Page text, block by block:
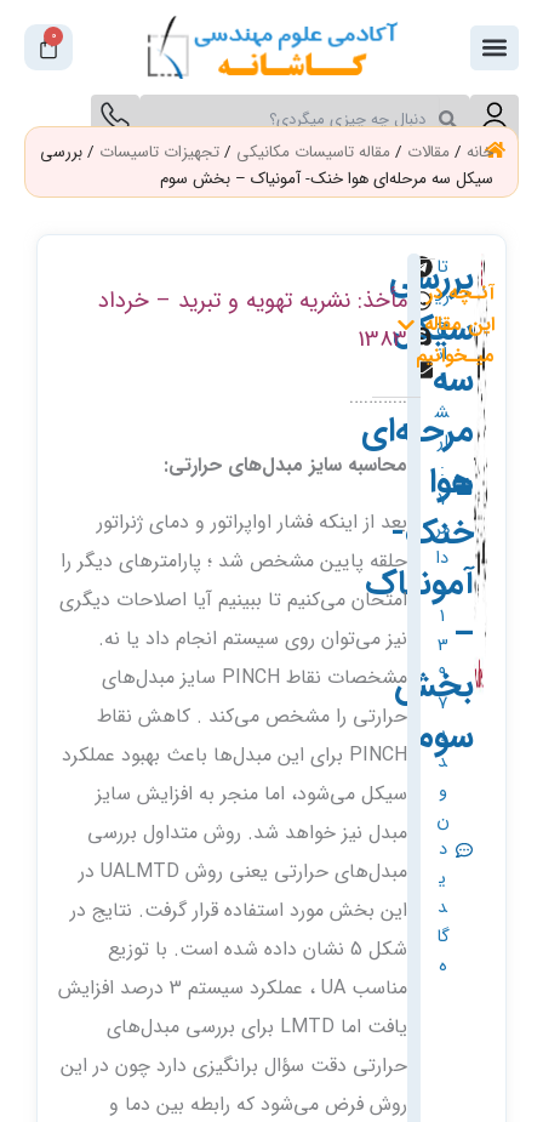
محتوا
0
سبد
خرید
جستجو
کنید
جستجو
کنید
خانه/ مقالات / مقاله تاسیسات مکانیکی /تجهیزات تاسیسات / بررسی
سیکل سه مرحله‌ای هوا خنک- آمونیاک – بخش سوم
بررسی
سیکل
سه
مرحله‌ای
هوا
خنک-
آمونیاک
–
بخش
سوم
تا
ری
خ
ان
ت
ش
ار
:
7
مر
دا
د
1
3
9
7
ب
د
و
ن
د
ی
د
گا
ه
آنـچه در
این مقاله
میـخوانیم
مأخذ: نشریه تهویه و تبرید – خرداد
1383
…………
محاسبه سایز مبدل‌های حرارتی:
بعد از اینکه فشار اواپراتور و دمای ژنراتور
حلقه پایین مشخص شد ؛ پارامترهای دیگر را
امتحان می‌کنیم تا ببینیم آیا اصلاحات دیگری
نیز می‌توان روی سیستم انجام داد یا نه.
مشخصات نقاط PINCH سایز مبدل‌های
حرارتی را مشخص می‌کند . کاهش نقاط
PINCH برای این مبدل‌ها باعث بهبود عملکرد
سیکل می‌شود، اما منجر به افزایش سایز
مبدل نیز خواهد شد. روش متداول بررسی
مبدل‌های حرارتی یعنی روش UALMTD در
این بخش مورد استفاده قرار گرفت. نتایج در
شکل 5 نشان داده شده است. با توزیع
مناسب UA ، عملکرد سیستم 3 درصد افزایش
یافت اما LMTD برای بررسی مبدل‌های
حرارتی دقت سؤال برانگیزی دارد چون در این
روش فرض می‌شود که رابطه بین دما و